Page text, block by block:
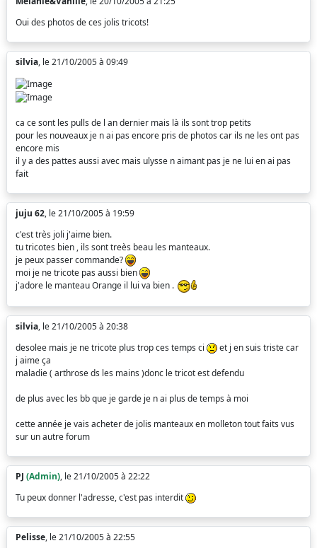
Oui des photos de ces jolis tricots!
silvia, le 21/10/2005 à 09:49
ca ce sont les pulls de l an dernier mais là ils sont trop petits
pour les nouveaux je n ai pas encore pris de photos car ils ne les ont pas
encore mis
il y a des pattes aussi avec mais ulysse n aimant pas je ne lui en ai pas
fait
juju 62, le 21/10/2005 à 19:59
c'est très joli j'aime bien.
tu tricotes bien , ils sont treès beau les manteaux.
je peux passer commande?
moi je ne tricote pas aussi bien
j'adore le manteau Orange il lui va bien .
silvia, le 21/10/2005 à 20:38
desolee mais je ne tricote plus trop ces temps ci
et j en suis triste car
j aime ça
maladie ( arthrose ds les mains )donc le tricot est defendu
de plus avec les bb que je garde je n ai plus de temps à moi
cette année je vais acheter de jolis manteaux en molleton tout faits vus
sur un autre forum
PJ (Admin), le 21/10/2005 à 22:22
Tu peux donner l'adresse, c'est pas interdit
Pelisse, le 21/10/2005 à 22:55